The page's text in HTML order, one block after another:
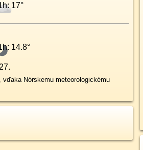
17°
14.8°
.
vďaka Nórskemu meteorologickému